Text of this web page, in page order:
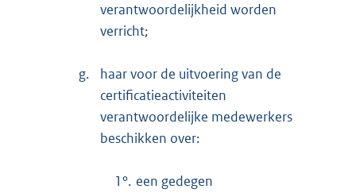
verantwoordelijkheid worden
verricht;
g.
haar voor de uitvoering van de
certificatieactiviteiten
verantwoordelijke medewerkers
beschikken over:
1°. een gedegen